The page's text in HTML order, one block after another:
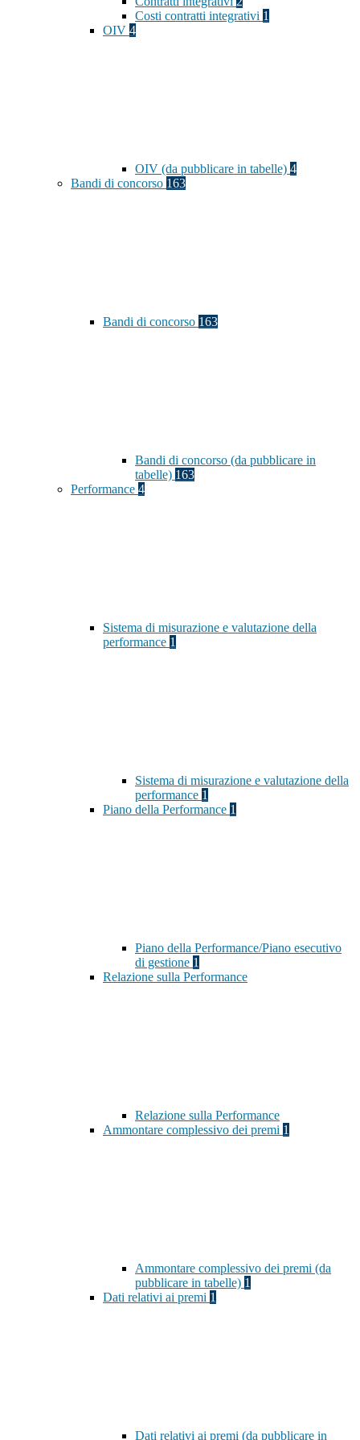
Costi contratti integrativi 1
OIV 4
OIV (da pubblicare in tabelle) 4
Bandi di concorso 163
Bandi di concorso 163
Bandi di concorso (da pubblicare in
tabelle) 163
Performance 4
Sistema di misurazione e valutazione della
performance 1
Sistema di misurazione e valutazione della
performance 1
Piano della Performance 1
Piano della Performance/Piano esecutivo
di gestione 1
Relazione sulla Performance
Relazione sulla Performance
Ammontare complessivo dei premi 1
Ammontare complessivo dei premi (da
pubblicare in tabelle) 1
Dati relativi ai premi 1
Dati relativi ai premi (da pubblicare in